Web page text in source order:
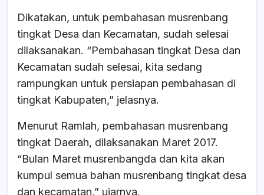
Dikatakan, untuk pembahasan musrenbang
tingkat Desa dan Kecamatan, sudah selesai
dilaksanakan. “Pembahasan tingkat Desa dan
Kecamatan sudah selesai, kita sedang
rampungkan untuk persiapan pembahasan di
tingkat Kabupaten,” jelasnya.
Menurut Ramlah, pembahasan musrenbang
tingkat Daerah, dilaksanakan Maret 2017.
“Bulan Maret musrenbangda dan kita akan
kumpul semua bahan musrenbang tingkat desa
dan kecamatan,” ujarnya.